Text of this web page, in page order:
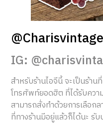
IG:
สำหรับร้านไอจีนี้ จะเป็นร้า
โทรศัพท์ยอดฮิต ที่ได้รับควา
สามารถสั่งทำด้วยการเลือก
ที่ทางร้านมีอยู่แล้วก็ได้นะ รั